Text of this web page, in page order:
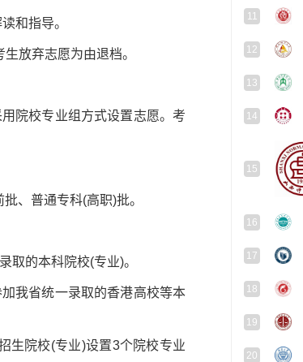
和指导。
放弃志愿为由退档。
院校专业组方式设置志愿。考
、普通专科(高职)批。
的本科院校(专业)。
我省统一录取的香港高校等本
院校(专业)设置3个院校专业
11
12
13
14
17
18
19
20